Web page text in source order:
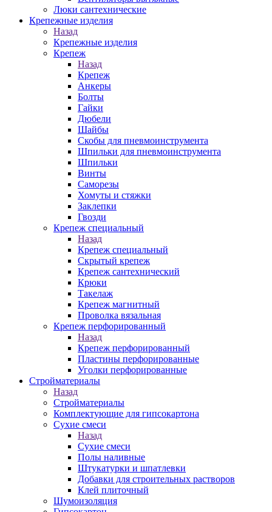
Люки сантехнические
Крепежные изделия
Назад
Крепежные изделия
Крепеж
Назад
Крепеж
Анкеры
Болты
Гайки
Дюбели
Шайбы
Скобы для пневмоинструмента
Шпильки для пневмоинструмента
Шпильки
Винты
Саморезы
Хомуты и стяжки
Заклепки
Гвозди
Крепеж специальный
Назад
Крепеж специальный
Скрытый крепеж
Крепеж сантехнический
Крюки
Такелаж
Крепеж магнитный
Проволка вязальная
Крепеж перфорированный
Назад
Крепеж перфорированный
Пластины перфорированные
Уголки перфорированные
Стройматериалы
Назад
Стройматериалы
Комплектующие для гипсокартона
Сухие смеси
Назад
Сухие смеси
Полы наливные
Штукатурки и шпатлевки
Добавки для строительных растворов
Клей плиточный
Шумоизоляция